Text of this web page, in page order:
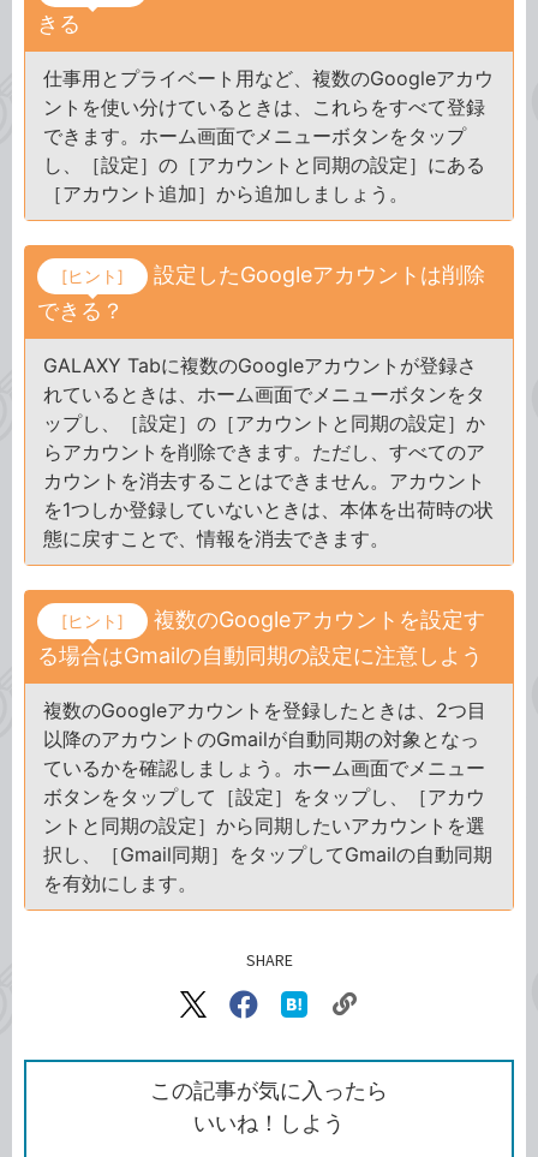
きる
仕事用とプライベート用など、複数のGoogleアカウ
ントを使い分けているときは、これらをすべて登録
できます。ホーム画面でメニューボタンをタップ
し、［設定］の［アカウントと同期の設定］にある
［アカウント追加］から追加しましょう。
[ヒント]
設定したGoogleアカウントは削除
できる？
GALAXY Tabに複数のGoogleアカウントが登録さ
れているときは、ホーム画面でメニューボタンをタ
ップし、［設定］の［アカウントと同期の設定］か
らアカウントを削除できます。ただし、すべてのア
カウントを消去することはできません。アカウント
を1つしか登録していないときは、本体を出荷時の状
態に戻すことで、情報を消去できます。
[ヒント]
複数のGoogleアカウントを設定す
る場合はGmailの自動同期の設定に注意しよう
複数のGoogleアカウントを登録したときは、2つ目
以降のアカウントのGmailが自動同期の対象となっ
ているかを確認しましょう。ホーム画面でメニュー
ボタンをタップして［設定］をタップし、［アカウ
ントと同期の設定］から同期したいアカウントを選
択し、［Gmail同期］をタップしてGmailの自動同期
を有効にします。
SHARE
X（旧
で
シ
ェ
ア
Facebook
シ
ェ
ア
な
ブ
ッ
ク
ク
を
コ
この記事が気に入ったら
いいね！しよう